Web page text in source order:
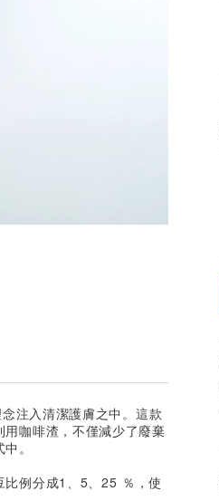
注入清潔護膚之中。這款
咖啡渣，不僅減少了廢棄
。
比例分成1、5、25 ％，使